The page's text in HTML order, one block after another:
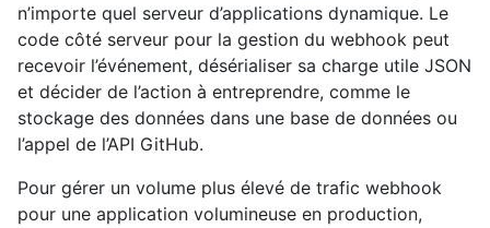
n’importe quel serveur d’applications dynamique. Le
code côté serveur pour la gestion du webhook peut
recevoir l’événement, désérialiser sa charge utile JSON
et décider de l’action à entreprendre, comme le
stockage des données dans une base de données ou
l’appel de l’API GitHub.
Pour gérer un volume plus élevé de trafic webhook
pour une application volumineuse en production,